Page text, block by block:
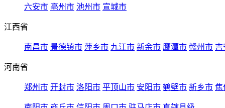
六安市 亳州市 池州市 宣城市
江西省
南昌市 景德镇市 萍乡市 九江市 新余市 鹰潭市 赣州市 吉
河南省
郑州市 开封市 洛阳市 平顶山市 安阳市 鹤壁市 新乡市 焦